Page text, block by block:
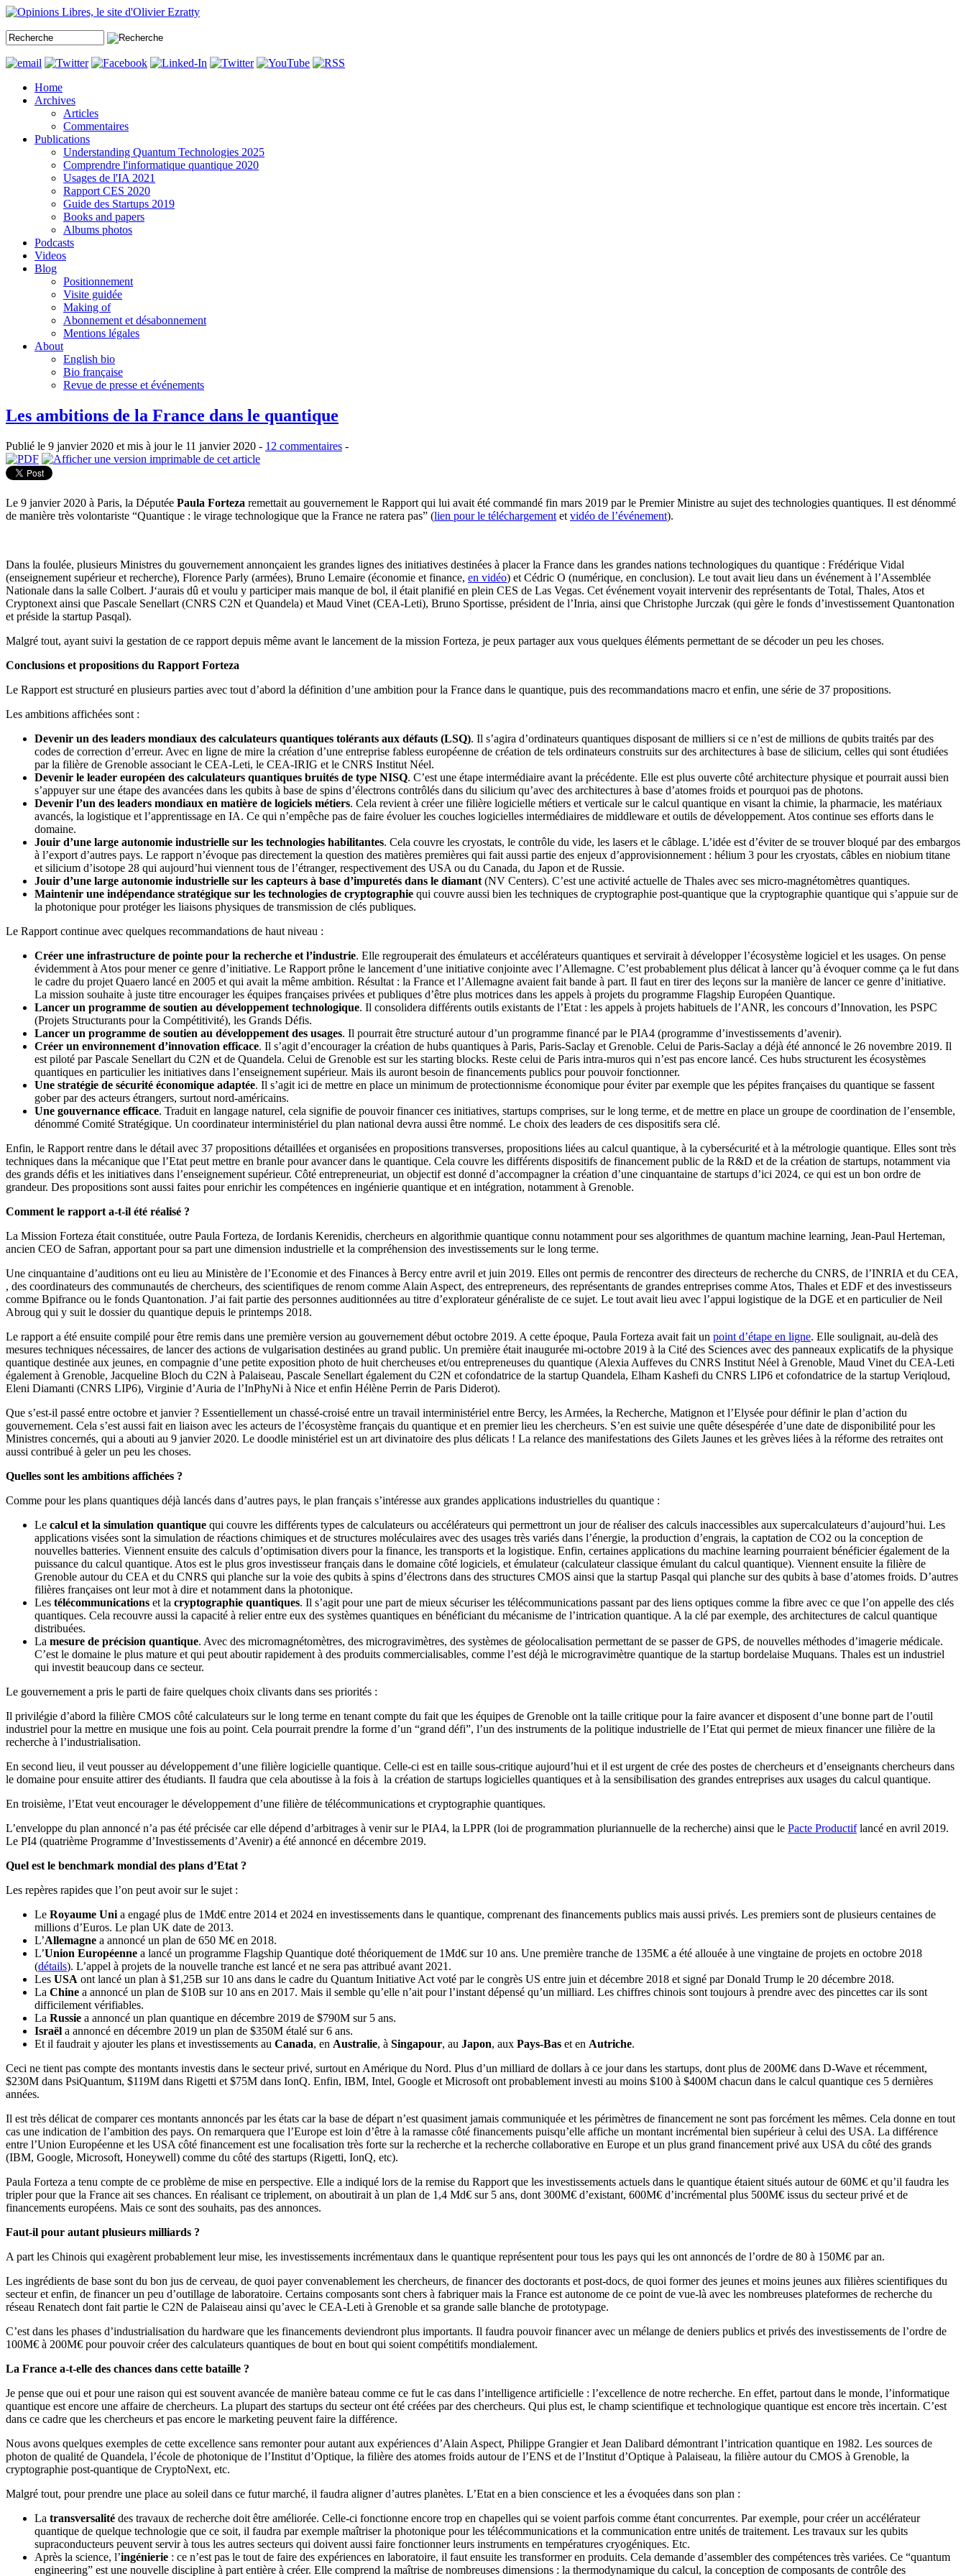
Home
Archives
Articles
Commentaires
Publications
Understanding Quantum Technologies 2025
Comprendre l'informatique quantique 2020
Usages de l'IA 2021
Rapport CES 2020
Guide des Startups 2019
Books and papers
Albums photos
Podcasts
Videos
Blog
Positionnement
Visite guidée
Making of
Abonnement et désabonnement
Mentions légales
About
English bio
Bio française
Revue de presse et événements
Les ambitions de la France dans le quantique
Publié le 9 janvier 2020 et mis à jour le 11 janvier 2020 - 12 commentaires -
Le 9 janvier 2020 à Paris, la Députée Paula Forteza remettait au gouvernement le Rapport qui lui avait été commandé fin mars 2019 par le Premier Ministre au sujet des technologies quantiques. Il est dénommé
de manière très volontariste “Quantique : le virage technologique que la France ne ratera pas” (lien pour le téléchargement et vidéo de l’événement).
Dans la foulée, plusieurs Ministres du gouvernement annonçaient les grandes lignes des initiatives destinées à placer la France dans les grandes nations technologiques du quantique : Frédérique Vidal
(enseignement supérieur et recherche), Florence Parly (armées), Bruno Lemaire (économie et finance, en vidéo) et Cédric O (numérique, en conclusion). Le tout avait lieu dans un événement à l’Assemblée
Nationale dans la salle Colbert. J‘aurais dû et voulu y participer mais manque de bol, il était planifié en plein CES de Las Vegas. Cet événement voyait intervenir des représentants de Total, Thales, Atos et
Cryptonext ainsi que Pascale Senellart (CNRS C2N et Quandela) et Maud Vinet (CEA-Leti), Bruno Sportisse, président de l’Inria, ainsi que Christophe Jurczak (qui gère le fonds d’investissement Quantonation
et préside la startup Pasqal).
Malgré tout, ayant suivi la gestation de ce rapport depuis même avant le lancement de la mission Forteza, je peux partager aux vous quelques éléments permettant de se décoder un peu les choses.
Conclusions et propositions du Rapport Forteza
Le Rapport est structuré en plusieurs parties avec tout d’abord la définition d’une ambition pour la France dans le quantique, puis des recommandations macro et enfin, une série de 37 propositions.
Les ambitions affichées sont :
Devenir un des leaders mondiaux des calculateurs quantiques tolérants aux défauts (LSQ). Il s’agira d’ordinateurs quantiques disposant de milliers si ce n’est de millions de qubits traités par des
codes de correction d’erreur. Avec en ligne de mire la création d’une entreprise fabless européenne de création de tels ordinateurs construits sur des architectures à base de silicium, celles qui sont étudiées
par la filière de Grenoble associant le CEA-Leti, le CEA-IRIG et le CNRS Institut Néel.
Devenir le leader européen des calculateurs quantiques bruités de type NISQ. C’est une étape intermédiaire avant la précédente. Elle est plus ouverte côté architecture physique et pourrait aussi bien
s’appuyer sur une étape des avancées dans les qubits à base de spins d’électrons contrôlés dans du silicium qu’avec des architectures à base d’atomes froids et pourquoi pas de photons.
Devenir l’un des leaders mondiaux en matière de logiciels métiers. Cela revient à créer une filière logicielle métiers et verticale sur le calcul quantique en visant la chimie, la pharmacie, les matériaux
avancés, la logistique et l’apprentissage en IA. Ce qui n’empêche pas de faire évoluer les couches logicielles intermédiaires de middleware et outils de développement. Atos continue ses efforts dans le
domaine.
Jouir d’une large autonomie industrielle sur les technologies habilitantes. Cela couvre les cryostats, le contrôle du vide, les lasers et le câblage. L’idée est d’éviter de se trouver bloqué par des embargos
à l’export d’autres pays. Le rapport n’évoque pas directement la question des matières premières qui fait aussi partie des enjeux d’approvisionnement : hélium 3 pour les cryostats, câbles en niobium titane
et silicium d’isotope 28 qui aujourd’hui viennent tous de l’étranger, respectivement des USA ou du Canada, du Japon et de Russie.
Jouir d’une large autonomie industrielle sur les capteurs à base d’impuretés dans le diamant (NV Centers). C’est une activité actuelle de Thales avec ses micro-magnétomètres quantiques.
Maintenir une indépendance stratégique sur les technologies de cryptographie qui couvre aussi bien les techniques de cryptographie post-quantique que la cryptographie quantique qui s’appuie sur de
la photonique pour protéger les liaisons physiques de transmission de clés publiques.
Le Rapport continue avec quelques recommandations de haut niveau :
Créer une infrastructure de pointe pour la recherche et l’industrie. Elle regrouperait des émulateurs et accélérateurs quantiques et servirait à développer l’écosystème logiciel et les usages. On pense
évidemment à Atos pour mener ce genre d’initiative. Le Rapport prône le lancement d’une initiative conjointe avec l’Allemagne. C’est probablement plus délicat à lancer qu’à évoquer comme ça le fut dans
le cadre du projet Quaero lancé en 2005 et qui avait la même ambition. Résultat : la France et l’Allemagne avaient fait bande à part. Il faut en tirer des leçons sur la manière de lancer ce genre d’initiative.
La mission souhaite à juste titre encourager les équipes françaises privées et publiques d’être plus motrices dans les appels à projets du programme Flagship Européen Quantique.
Lancer un programme de soutien au développement technologique. Il consolidera différents outils existants de l’Etat : les appels à projets habituels de l’ANR, les concours d’Innovation, les PSPC
(Projets Structurants pour la Compétitivité), les Grands Défis.
Lancer un programme de soutien au développement des usages. Il pourrait être structuré autour d’un programme financé par le PIA4 (programme d’investissements d’avenir).
Créer un environnement d’innovation efficace. Il s’agit d’encourager la création de hubs quantiques à Paris, Paris-Saclay et Grenoble. Celui de Paris-Saclay a déjà été annoncé le 26 novembre 2019. Il
est piloté par Pascale Senellart du C2N et de Quandela. Celui de Grenoble est sur les starting blocks. Reste celui de Paris intra-muros qui n’est pas encore lancé. Ces hubs structurent les écosystèmes
quantiques en particulier les initiatives dans l’enseignement supérieur. Mais ils auront besoin de financements publics pour pouvoir fonctionner.
Une stratégie de sécurité économique adaptée. Il s’agit ici de mettre en place un minimum de protectionnisme économique pour éviter par exemple que les pépites françaises du quantique se fassent
gober par des acteurs étrangers, surtout nord-américains.
Une gouvernance efficace. Traduit en langage naturel, cela signifie de pouvoir financer ces initiatives, startups comprises, sur le long terme, et de mettre en place un groupe de coordination de l’ensemble,
dénommé Comité Stratégique. Un coordinateur interministériel du plan national devra aussi être nommé. Le choix des leaders de ces dispositifs sera clé.
Enfin, le Rapport rentre dans le détail avec 37 propositions détaillées et organisées en propositions transverses, propositions liées au calcul quantique, à la cybersécurité et à la métrologie quantique. Elles sont très
techniques dans la mécanique que l’Etat peut mettre en branle pour avancer dans le quantique. Cela couvre les différents dispositifs de financement public de la R&D et de la création de startups, notamment via
des grands défis et les initiatives dans l’enseignement supérieur. Côté entrepreneuriat, un objectif est donné d’accompagner la création d’une cinquantaine de startups d’ici 2024, ce qui est un bon ordre de
grandeur. Des propositions sont aussi faites pour enrichir les compétences en ingénierie quantique et en intégration, notamment à Grenoble.
Comment le rapport a-t-il été réalisé ?
La Mission Forteza était constituée, outre Paula Forteza, de Iordanis Kerenidis, chercheurs en algorithmie quantique connu notamment pour ses algorithmes de quantum machine learning, Jean-Paul Herteman,
ancien CEO de Safran, apportant pour sa part une dimension industrielle et la compréhension des investissements sur le long terme.
Une cinquantaine d’auditions ont eu lieu au Ministère de l’Economie et des Finances à Bercy entre avril et juin 2019. Elles ont permis de rencontrer des directeurs de recherche du CNRS, de l’INRIA et du CEA,
, des coordinateurs des communautés de chercheurs, des scientifiques de renom comme Alain Aspect, des entrepreneurs, des représentants de grandes entreprises comme Atos, Thales et EDF et des investisseurs
comme Bpifrance ou le fonds Quantonation. J’ai fait partie des personnes auditionnées au titre d’explorateur généraliste de ce sujet. Le tout avait lieu avec l’appui logistique de la DGE et en particulier de Neil
Abroug qui y suit le dossier du quantique depuis le printemps 2018.
Le rapport a été ensuite compilé pour être remis dans une première version au gouvernement début octobre 2019. A cette époque, Paula Forteza avait fait un point d’étape en ligne. Elle soulignait, au-delà des
mesures techniques nécessaires, de lancer des actions de vulgarisation destinées au grand public. Un première était inaugurée mi-octobre 2019 à la Cité des Sciences avec des panneaux explicatifs de la physique
quantique destinée aux jeunes, en compagnie d’une petite exposition photo de huit chercheuses et/ou entrepreneuses du quantique (Alexia Auffeves du CNRS Institut Néel à Grenoble, Maud Vinet du CEA-Leti
également à Grenoble, Jacqueline Bloch du C2N à Palaiseau, Pascale Senellart également du C2N et cofondatrice de la startup Quandela, Elham Kashefi du CNRS LIP6 et cofondatrice de la startup Veriqloud,
Eleni Diamanti (CNRS LIP6), Virginie d’Auria de l’InPhyNi à Nice et enfin Hélène Perrin de Paris Diderot).
Que s’est-il passé entre octobre et janvier ? Essentiellement un chassé-croisé entre un travail interministériel entre Bercy, les Armées, la Recherche, Matignon et l’Elysée pour définir le plan d’action du
gouvernement. Cela s’est aussi fait en liaison avec les acteurs de l’écosystème français du quantique et en premier lieu les chercheurs. S’en est suivie une quête désespérée d’une date de disponibilité pour les
Ministres concernés, qui a abouti au 9 janvier 2020. Le doodle ministériel est un art divinatoire des plus délicats ! La relance des manifestations des Gilets Jaunes et les grèves liées à la réforme des retraites ont
aussi contribué à geler un peu les choses.
Quelles sont les ambitions affichées ?
Comme pour les plans quantiques déjà lancés dans d’autres pays, le plan français s’intéresse aux grandes applications industrielles du quantique :
Le calcul et la simulation quantique qui couvre les différents types de calculateurs ou accélérateurs qui permettront un jour de réaliser des calculs inaccessibles aux supercalculateurs d’aujourd’hui. Les
applications visées sont la simulation de réactions chimiques et de structures moléculaires avec des usages très variés dans l’énergie, la production d’engrais, la captation de CO2 ou la conception de
nouvelles batteries. Viennent ensuite des calculs d’optimisation divers pour la finance, les transports et la logistique. Enfin, certaines applications du machine learning pourraient bénéficier également de la
puissance du calcul quantique. Atos est le plus gros investisseur français dans le domaine côté logiciels, et émulateur (calculateur classique émulant du calcul quantique). Viennent ensuite la filière de
Grenoble autour du CEA et du CNRS qui planche sur la voie des qubits à spins d’électrons dans des structures CMOS ainsi que la startup Pasqal qui planche sur des qubits à base d’atomes froids. D’autres
filières françaises ont leur mot à dire et notamment dans la photonique.
Les télécommunications et la cryptographie quantiques. Il s’agit pour une part de mieux sécuriser les télécommunications passant par des liens optiques comme la fibre avec ce que l’on appelle des clés
quantiques. Cela recouvre aussi la capacité à relier entre eux des systèmes quantiques en bénéficiant du mécanisme de l’intrication quantique. A la clé par exemple, des architectures de calcul quantique
distribuées.
La mesure de précision quantique. Avec des micromagnétomètres, des microgravimètres, des systèmes de géolocalisation permettant de se passer de GPS, de nouvelles méthodes d’imagerie médicale.
C’est le domaine le plus mature et qui peut aboutir rapidement à des produits commercialisables, comme l’est déjà le microgravimètre quantique de la startup bordelaise Muquans. Thales est un industriel
qui investit beaucoup dans ce secteur.
Le gouvernement a pris le parti de faire quelques choix clivants dans ses priorités :
Il privilégie d’abord la filière CMOS côté calculateurs sur le long terme en tenant compte du fait que les équipes de Grenoble ont la taille critique pour la faire avancer et disposent d’une bonne part de l’outil
industriel pour la mettre en musique une fois au point. Cela pourrait prendre la forme d’un “grand défi”, l’un des instruments de la politique industrielle de l’Etat qui permet de mieux financer une filière de la
recherche à l’industrialisation.
En second lieu, il veut pousser au développement d’une filière logicielle quantique. Celle-ci est en taille sous-critique aujourd’hui et il est urgent de crée des postes de chercheurs et d’enseignants chercheurs dans
le domaine pour ensuite attirer des étudiants. Il faudra que cela aboutisse à la fois à la création de startups logicielles quantiques et à la sensibilisation des grandes entreprises aux usages du calcul quantique.
En troisième, l’Etat veut encourager le développement d’une filière de télécommunications et cryptographie quantiques.
L’enveloppe du plan annoncé n’a pas été précisée car elle dépend d’arbitrages à venir sur le PIA4, la LPPR (loi de programmation pluriannuelle de la recherche) ainsi que le Pacte Productiflancé en avril 2019.
Le PI4 (quatrième Programme d’Investissements d’Avenir) a été annoncé en décembre 2019.
Quel est le benchmark mondial des plans d’Etat ?
Les repères rapides que l’on peut avoir sur le sujet :
Le Royaume Uni a engagé plus de 1Md€ entre 2014 et 2024 en investissements dans le quantique, comprenant des financements publics mais aussi privés. Les premiers sont de plusieurs centaines de
millions d’Euros. Le plan UK date de 2013.
L’Allemagne a annoncé un plan de 650 M€ en 2018.
L’Union Européenne a lancé un programme Flagship Quantique doté théoriquement de 1Md€ sur 10 ans. Une première tranche de 135M€ a été allouée à une vingtaine de projets en octobre 2018
(détails). L’appel à projets de la nouvelle tranche est lancé et ne sera pas attribué avant 2021.
Les USA ont lancé un plan à $1,25B sur 10 ans dans le cadre du Quantum Initiative Act voté par le congrès US entre juin et décembre 2018 et signé par Donald Trump le 20 décembre 2018.
La Chine a annoncé un plan de $10B sur 10 ans en 2017. Mais il semble qu’elle n’ait pour l’instant dépensé qu’un milliard. Les chiffres chinois sont toujours à prendre avec des pincettes car ils sont
difficilement vérifiables.
La Russie a annoncé un plan quantique en décembre 2019 de $790M sur 5 ans.
Israël a annoncé en décembre 2019 un plan de $350M étalé sur 6 ans.
Et il faudrait y ajouter les plans et investissements au Canada, en Australie, à Singapour, au Japon, aux Pays-Bas et en Autriche.
Ceci ne tient pas compte des montants investis dans le secteur privé, surtout en Amérique du Nord. Plus d’un milliard de dollars à ce jour dans les startups, dont plus de 200M€ dans D-Wave et récemment,
$230M dans PsiQuantum, $119M dans Rigetti et $75M dans IonQ. Enfin, IBM, Intel, Google et Microsoft ont probablement investi au moins $100 à $400M chacun dans le calcul quantique ces 5 dernières
années.
Il est très délicat de comparer ces montants annoncés par les états car la base de départ n’est quasiment jamais communiquée et les périmètres de financement ne sont pas forcément les mêmes. Cela donne en tout
cas une indication de l’ambition des pays. On remarquera que l’Europe est loin d’être à la ramasse côté financements puisqu’elle affiche un montant incrémental bien supérieur à celui des USA. La différence
entre l’Union Européenne et les USA côté financement est une focalisation très forte sur la recherche et la recherche collaborative en Europe et un plus grand financement privé aux USA du côté des grands
(IBM, Google, Microsoft, Honeywell) comme du côté des startups (Rigetti, IonQ, etc).
Paula Forteza a tenu compte de ce problème de mise en perspective. Elle a indiqué lors de la remise du Rapport que les investissements actuels dans le quantique étaient situés autour de 60M€ et qu’il faudra les
tripler pour que la France ait ses chances. En réalisant ce triplement, on aboutirait à un plan de 1,4 Md€ sur 5 ans, dont 300M€ d’existant, 600M€ d’incrémental plus 500M€ issus du secteur privé et de
financements européens. Mais ce sont des souhaits, pas des annonces.
Faut-il pour autant plusieurs milliards ?
A part les Chinois qui exagèrent probablement leur mise, les investissements incrémentaux dans le quantique représentent pour tous les pays qui les ont annoncés de l’ordre de 80 à 150M€ par an.
Les ingrédients de base sont du bon jus de cerveau, de quoi payer convenablement les chercheurs, de financer des doctorants et post-docs, de quoi former des jeunes et moins jeunes aux filières scientifiques du
secteur et enfin, de financer un peu d’outillage de laboratoire. Certains composants sont chers à fabriquer mais la France est autonome de ce point de vue-là avec les nombreuses plateformes de recherche du
réseau Renatech dont fait partie le C2N de Palaiseau ainsi qu’avec le CEA-Leti à Grenoble et sa grande salle blanche de prototypage.
C’est dans les phases d’industrialisation du hardware que les financements deviendront plus importants. Il faudra pouvoir financer avec un mélange de deniers publics et privés des investissements de l’ordre de
100M€ à 200M€ pour pouvoir créer des calculateurs quantiques de bout en bout qui soient compétitifs mondialement.
La France a-t-elle des chances dans cette bataille ?
Je pense que oui et pour une raison qui est souvent avancée de manière bateau comme ce fut le cas dans l’intelligence artificielle : l’excellence de notre recherche. En effet, partout dans le monde, l’informatique
quantique est encore une affaire de chercheurs. La plupart des startups du secteur ont été créées par des chercheurs. Qui plus est, le champ scientifique et technologique quantique est encore très incertain. C’est
dans ce cadre que les chercheurs et pas encore le marketing peuvent faire la différence.
Nous avons quelques exemples de cette excellence sans remonter pour autant aux expériences d’Alain Aspect, Philippe Grangier et Jean Dalibard démontrant l’intrication quantique en 1982. Les sources de
photon de qualité de Quandela, l’école de photonique de l’Institut d’Optique, la filière des atomes froids autour de l’ENS et de l’Institut d’Optique à Palaiseau, la filière autour du CMOS à Grenoble, la
cryptographie post-quantique de CryptoNext, etc.
Malgré tout, pour prendre une place au soleil dans ce futur marché, il faudra aligner d’autres planètes. L’Etat en a bien conscience et les a évoquées dans son plan :
La transversalité des travaux de recherche doit être améliorée. Celle-ci fonctionne encore trop en chapelles qui se voient parfois comme étant concurrentes. Par exemple, pour créer un accélérateur
quantique de quelque technologie que ce soit, il faudra par exemple maîtriser la photonique pour les télécommunications et la communication entre unités de traitement. Les travaux sur les qubits
supraconducteurs peuvent servir à tous les autres secteurs qui doivent aussi faire fonctionner leurs instruments en températures cryogéniques. Etc.
Après la science, l’ingénierie : ce n’est pas le tout de faire des expériences en laboratoire, il faut ensuite les transformer en produits. Cela demande d’assembler des compétences très variées. Ce “quantum
engineering” est une nouvelle discipline à part entière à créer. Elle comprend la maîtrise de nombreuses dimensions : la thermodynamique du calcul, la conception de composants de contrôle des